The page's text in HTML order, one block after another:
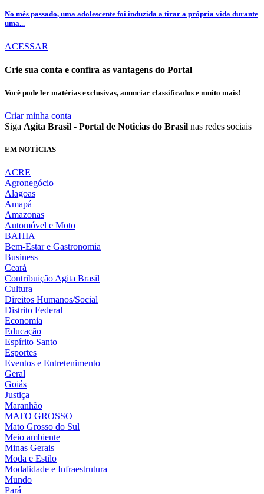
No mês passado, uma adolescente foi induzida a tirar a própria vida durante
uma...
ACESSAR
Crie sua conta e confira as vantagens do Portal
Você pode ler matérias exclusivas, anunciar classificados e muito mais!
Criar minha conta
Siga Agita Brasil - Portal de Noticias do Brasil nas redes sociais
EM NOTÍCIAS
ACRE
Agronegócio
Alagoas
Amapá
Amazonas
Automóvel e Moto
BAHIA
Bem-Estar e Gastronomia
Business
Ceará
Contribuição Agita Brasil
Cultura
Direitos Humanos/Social
Distrito Federal
Economia
Educação
Espírito Santo
Esportes
Eventos e Entretenimento
Geral
Goiás
Justiça
Maranhão
MATO GROSSO
Mato Grosso do Sul
Meio ambiente
Minas Gerais
Moda e Estilo
Modalidade e Infraestrutura
Mundo
Pará